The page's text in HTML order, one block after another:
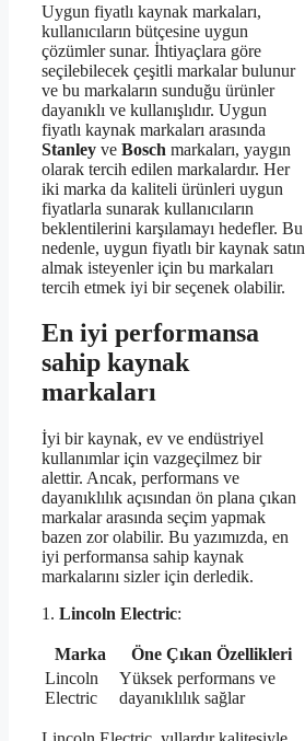
Uygun fiyatlı kaynak markaları,
kullanıcıların bütçesine uygun
çözümler sunar. İhtiyaçlara göre
seçilebilecek çeşitli markalar bulunur
ve bu markaların sunduğu ürünler
dayanıklı ve kullanışlıdır. Uygun
fiyatlı kaynak markaları arasında
Stanley ve Bosch markaları, yaygın
olarak tercih edilen markalardır. Her
iki marka da kaliteli ürünleri uygun
fiyatlarla sunarak kullanıcıların
beklentilerini karşılamayı hedefler. Bu
nedenle, uygun fiyatlı bir kaynak satın
almak isteyenler için bu markaları
tercih etmek iyi bir seçenek olabilir.
En iyi performansa
sahip kaynak
markaları
İyi bir kaynak, ev ve endüstriyel
kullanımlar için vazgeçilmez bir
alettir. Ancak, performans ve
dayanıklılık açısından ön plana çıkan
markalar arasında seçim yapmak
bazen zor olabilir. Bu yazımızda, en
iyi performansa sahip kaynak
markalarını sizler için derledik.
1. Lincoln Electric:
Marka
Öne Çıkan Özellikleri
Lincoln
Electric
Yüksek performans ve
dayanıklılık sağlar